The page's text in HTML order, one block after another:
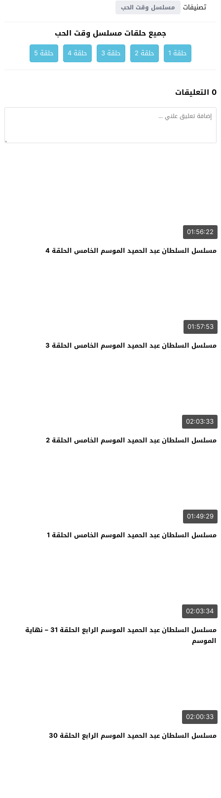
تصنيفات
مسلسل وقت الحب
جميع حلقات مسلسل وقت الحب
حلقة 1 حلقة 2 حلقة 3 حلقة 4 حلقة 5
0 التعليقات
01:56:22
مسلسل السلطان عبد الحميد الموسم الخامس الحلقة 4
01:57:53
مسلسل السلطان عبد الحميد الموسم الخامس الحلقة 3
02:03:33
مسلسل السلطان عبد الحميد الموسم الخامس الحلقة 2
01:49:29
مسلسل السلطان عبد الحميد الموسم الخامس الحلقة 1
02:03:34
مسلسل السلطان عبد الحميد الموسم الرابع الحلقة 31 – نهاية
الموسم
02:00:33
مسلسل السلطان عبد الحميد الموسم الرابع الحلقة 30